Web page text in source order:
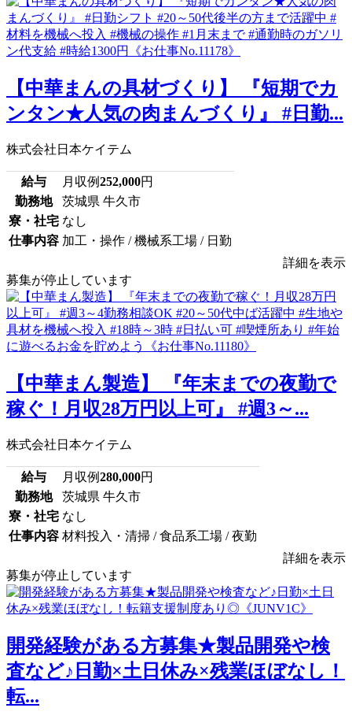
【中華まんの具材づくり】 『短期でカ
ンタン★人気の肉まんづくり』 #日勤...
株式会社日本ケイテム
給与 月収例252,000円
勤務地
茨城県 牛久市
寮・社宅 なし
仕事内容 加工・操作 / 機械系工場 / 日勤
詳細を表示
募集が停止しています
【中華まん製造】 『年末までの夜勤で
稼ぐ！月収28万円以上可』 #週3～...
株式会社日本ケイテム
給与 月収例280,000円
勤務地
茨城県 牛久市
寮・社宅 なし
仕事内容 材料投入・清掃 / 食品系工場 / 夜勤
詳細を表示
募集が停止しています
開発経験がある方募集★製品開発や検
査など♪日勤×土日休み×残業ほぼなし！
転...